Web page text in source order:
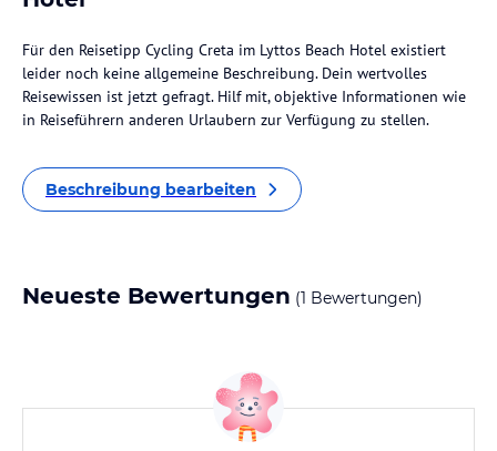
Für den Reisetipp Cycling Creta im Lyttos Beach Hotel existiert
leider noch keine allgemeine Beschreibung. Dein wertvolles
Reisewissen ist jetzt gefragt. Hilf mit, objektive Informationen wie
in Reiseführern anderen Urlaubern zur Verfügung zu stellen.
Beschreibung bearbeiten
Neueste Bewertungen (1 Bewertungen)